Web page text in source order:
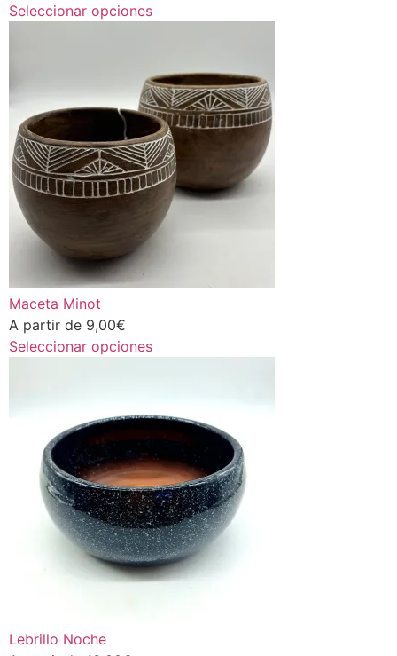
Seleccionar opciones
Maceta Minot
A partir de 9,00€
Seleccionar opciones
Lebrillo Noche